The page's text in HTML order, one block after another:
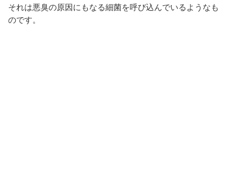
それは悪臭の原因にもなる細菌を呼び込んでいるようなも
のです。